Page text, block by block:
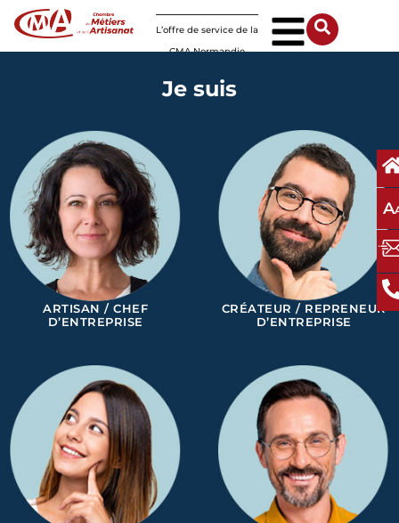
L’offre de service de la
CMA Normandie
A
Je suis
ARTISAN / CHEF
D’ENTREPRISE
CRÉATEUR / REPRENEUR
D’ENTREPRISE
Panneau de gestion des cookies